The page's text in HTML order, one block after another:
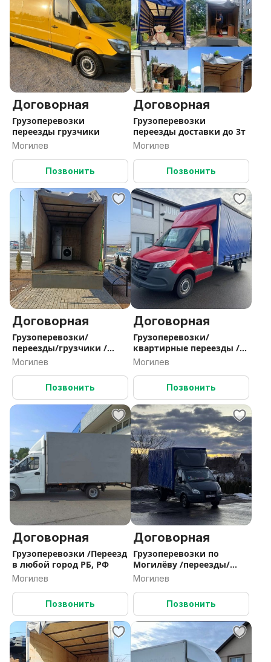
Договорная
Грузоперевозки
переезды грузчики
Могилев
Позвонить
Договорная
Грузоперевозки
переезды доставки до 3т
Могилев
Позвонить
Договорная
Грузоперевозки/
переезды/грузчики /
доставки/вывоз мусора/
Могилев
Позвонить
Договорная
Грузоперевозки/
квартирные переезды /
доставки /грузчики
Могилев
Позвонить
Договорная
Грузоперевозки /Переезд
в любой город РБ, РФ
Могилев
Позвонить
Договорная
Грузоперевозки по
Могилёву /переезды/
грузчики /выезд по РБ/
Могилев
Позвонить